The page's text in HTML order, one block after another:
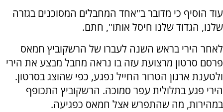
עוד הוסיף כי מדובר ב"אחד המחבלים המסוכנים בגזרה
שלנו, הגדוד שלנו חיסל אותו", חתם.
לאחר הירי בראש השנה לעברו של הרשקוביץ חמאס
פרסם סרטון מרצועת עזה בו נראה מחבל מבצע את הירי
ולטענת ארגון הטרור החייל נפגע, כפי שהוצג בסרטון.
הירי פגע בתלולית עפר סמוכה. הרשקוביץ התכופף
במהירות, מה שהתפרש אצל חמאס כפגיעה.